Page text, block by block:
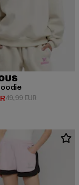
Preis: 35,99 EUR
49,99 EURAktionspreis: